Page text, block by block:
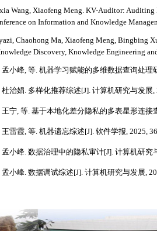
Wang, Xiaofeng Meng. KV-Auditor:
on Information and Knowledge
Chaohong Ma, Xiaofeng Meng, Bingbing
Discovery, Knowledge Engineering
小峰, 等. 机器学习赋能的多维数据查询处理
治娟. 多样化推荐综述[J]. 计算机研究与发展,
宁, 等. 基于本地化差分隐私的多表星形连接
雷霞, 等. 机器遗忘综述[J]. 软件学报, 2025,
小峰. 数据治理中的隐私审计[J]. 计算机研究
小峰. 数据调试综述[J]. 计算机研究与发展,